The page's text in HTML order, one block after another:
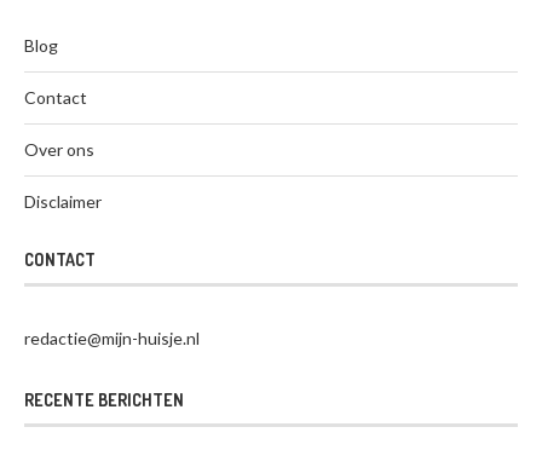
Blog
Contact
Over ons
Disclaimer
CONTACT
redactie@mijn-huisje.nl
RECENTE BERICHTEN